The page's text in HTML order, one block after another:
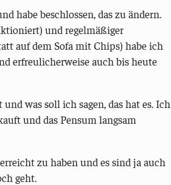
habe beschlossen, das zu ändern.
und regelmäßiger
auf dem Sofa mit Chips) habe ich
erfreulicherweise auch bis heute
was soll ich sagen, das hat es. Ich
und das Pensum langsam
zu haben und es sind ja auch
geht.